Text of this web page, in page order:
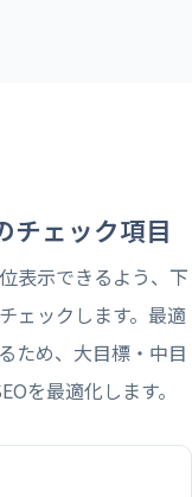
チェック項目
表示できるよう、下
ェックします。最適
ため、大目標・中目
を最適化します。